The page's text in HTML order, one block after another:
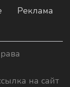
Реклама
на сайт